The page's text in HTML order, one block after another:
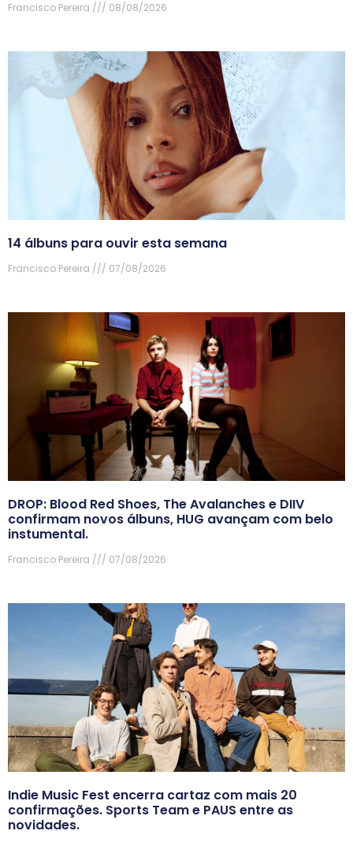
Francisco Pereira 08/08/2026
14 álbuns para ouvir esta semana
Francisco Pereira 07/08/2026
DROP: Blood Red Shoes, The Avalanches e DIIV
confirmam novos álbuns, HUG avançam com belo
instumental.
Francisco Pereira 07/08/2026
Indie Music Fest encerra cartaz com mais 20
confirmações. Sports Team e PAUS entre as
novidades.